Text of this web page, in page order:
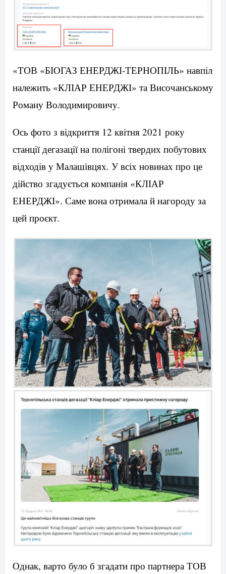
«ТОВ «БІОГАЗ ЕНЕРДЖІ-ТЕРНОПІЛЬ» навпіл
належить «КЛІАР ЕНЕРДЖІ» та Височанському
Роману Володимировичу.
Ось фото з відкриття 12 квітня 2021 року
станції дегазації на полігоні твердих побутових
відходів у Малашівцях. У всіх новинах про це
дійство згадується компанія «КЛІАР
ЕНЕРДЖІ». Саме вона отримала й нагороду за
цей проєкт.
Однак, варто було б згадати про партнера ТОВ